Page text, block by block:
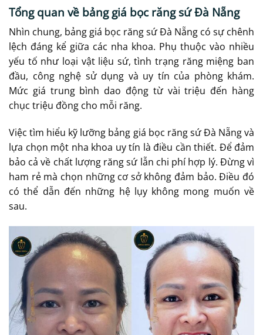
Tổng quan về bảng giá bọc răng sứ Đà Nẵng
Nhìn chung, bảng giá bọc răng sứ Đà Nẵng có sự chênh
lệch đáng kể giữa các nha khoa. Phụ thuộc vào nhiều
yếu tố như loại vật liệu sứ, tình trạng răng miệng ban
đầu, công nghệ sử dụng và uy tín của phòng khám.
Mức giá trung bình dao động từ vài triệu đến hàng
chục triệu đồng cho mỗi răng.
Việc tìm hiểu kỹ lưỡng bảng giá bọc răng sứ Đà Nẵng và
lựa chọn một nha khoa uy tín là điều cần thiết. Để đảm
bảo cả về chất lượng răng sứ lẫn chi phí hợp lý. Đừng vì
ham rẻ mà chọn những cơ sở không đảm bảo. Điều đó
có thể dẫn đến những hệ lụy không mong muốn về
sau.